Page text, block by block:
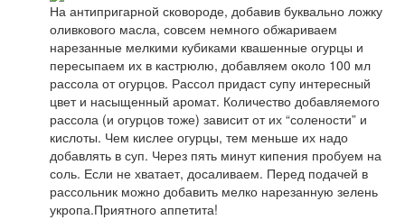
На антипригарной сковороде, добавив буквально ложку
оливкового масла, совсем немного обжариваем
нарезанные мелкими кубиками квашенные огурцы и
пересыпаем их в кастрюлю, добавляем около 100 мл
рассола от огурцов. Рассол придаст супу интересный
цвет и насыщенный аромат. Количество добавляемого
рассола (и огурцов тоже) зависит от их “солености” и
кислоты. Чем кислее огурцы, тем меньше их надо
добавлять в суп. Через пять минут кипения пробуем на
соль. Если не хватает, досаливаем. Перед подачей в
рассольник можно добавить мелко нарезанную зелень
укропа.Приятного аппетита!